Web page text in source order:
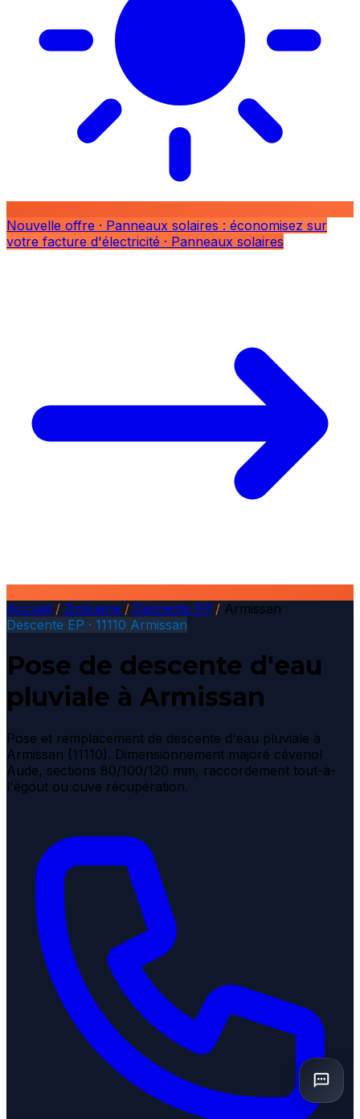
Nouvelle offre · Panneaux solaires : économisez sur
votre facture d'électricité · Panneaux solaires
Accueil / Zinguerie / Descente EP / Armissan
Descente EP · 11110 Armissan
Pose de descente d'eau
pluviale à Armissan
Pose et remplacement de descente d'eau pluviale à
Armissan (11110). Dimensionnement majoré cévenol
Aude, sections 80/100/120 mm, raccordement tout-à-
l'égout ou cuve récupération.